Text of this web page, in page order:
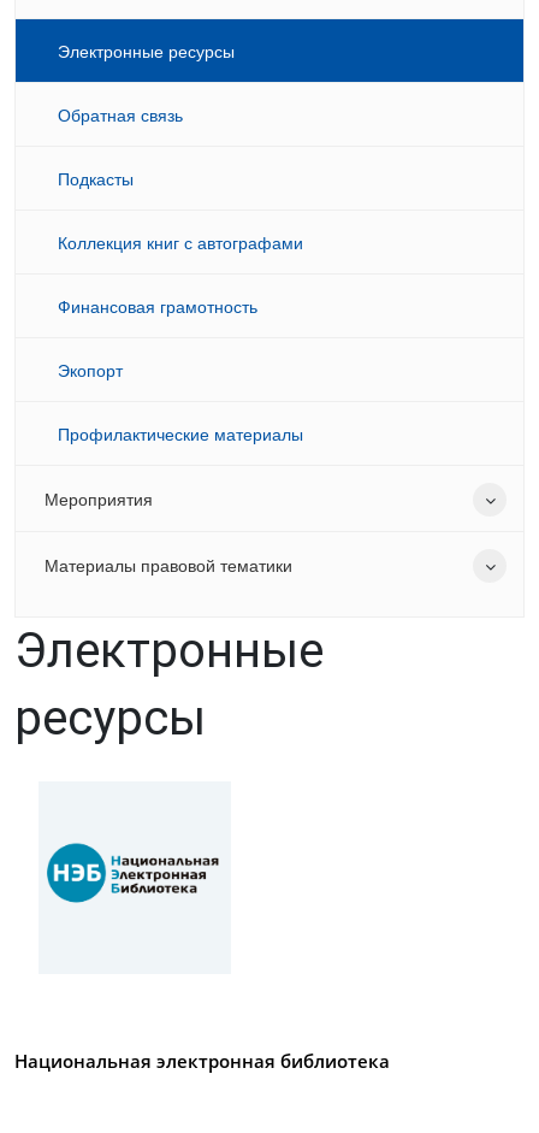
Электронные ресурсы
Обратная связь
Подкасты
Коллекция книг с автографами
Финансовая грамотность
Экопорт
Профилактические материалы
Мероприятия
Материалы правовой тематики
Электронные
ресурсы
Национальная электронная библиотека